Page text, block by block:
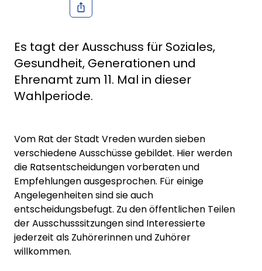
Es tagt der Ausschuss für Soziales,
Gesundheit, Generationen und
Ehrenamt zum 11. Mal in dieser
Wahlperiode.
Vom Rat der Stadt Vreden wurden sieben
verschiedene Ausschüsse gebildet. Hier werden
die Ratsentscheidungen vorberaten und
Empfehlungen ausgesprochen. Für einige
Angelegenheiten sind sie auch
entscheidungsbefugt. Zu den öffentlichen Teilen
der Ausschusssitzungen sind Interessierte
jederzeit als Zuhörerinnen und Zuhörer
willkommen.